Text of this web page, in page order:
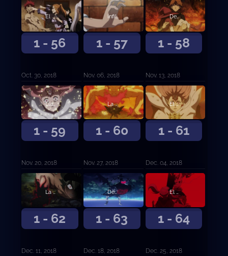
1 - 56
El hombre llamado Fanzell, continuación
Oct. 30, 2018
1 - 57
Infiltración
Nov. 06, 2018
1 - 58
Decisiones en el campo de batalla
Nov. 13, 2018
1 - 59
Llamas de odio
Nov. 20, 2018
1 - 60
La expiación del desertor
Nov. 27, 2018
1 - 61
El mundo prometido
Dec. 04, 2018
1 - 62
La persona que te hace mejorar
Dec. 11, 2018
1 - 63
Desesperación contra esperanza
Dec. 18, 2018
1 - 64
El hilo rojo del destino
Dec. 25, 2018